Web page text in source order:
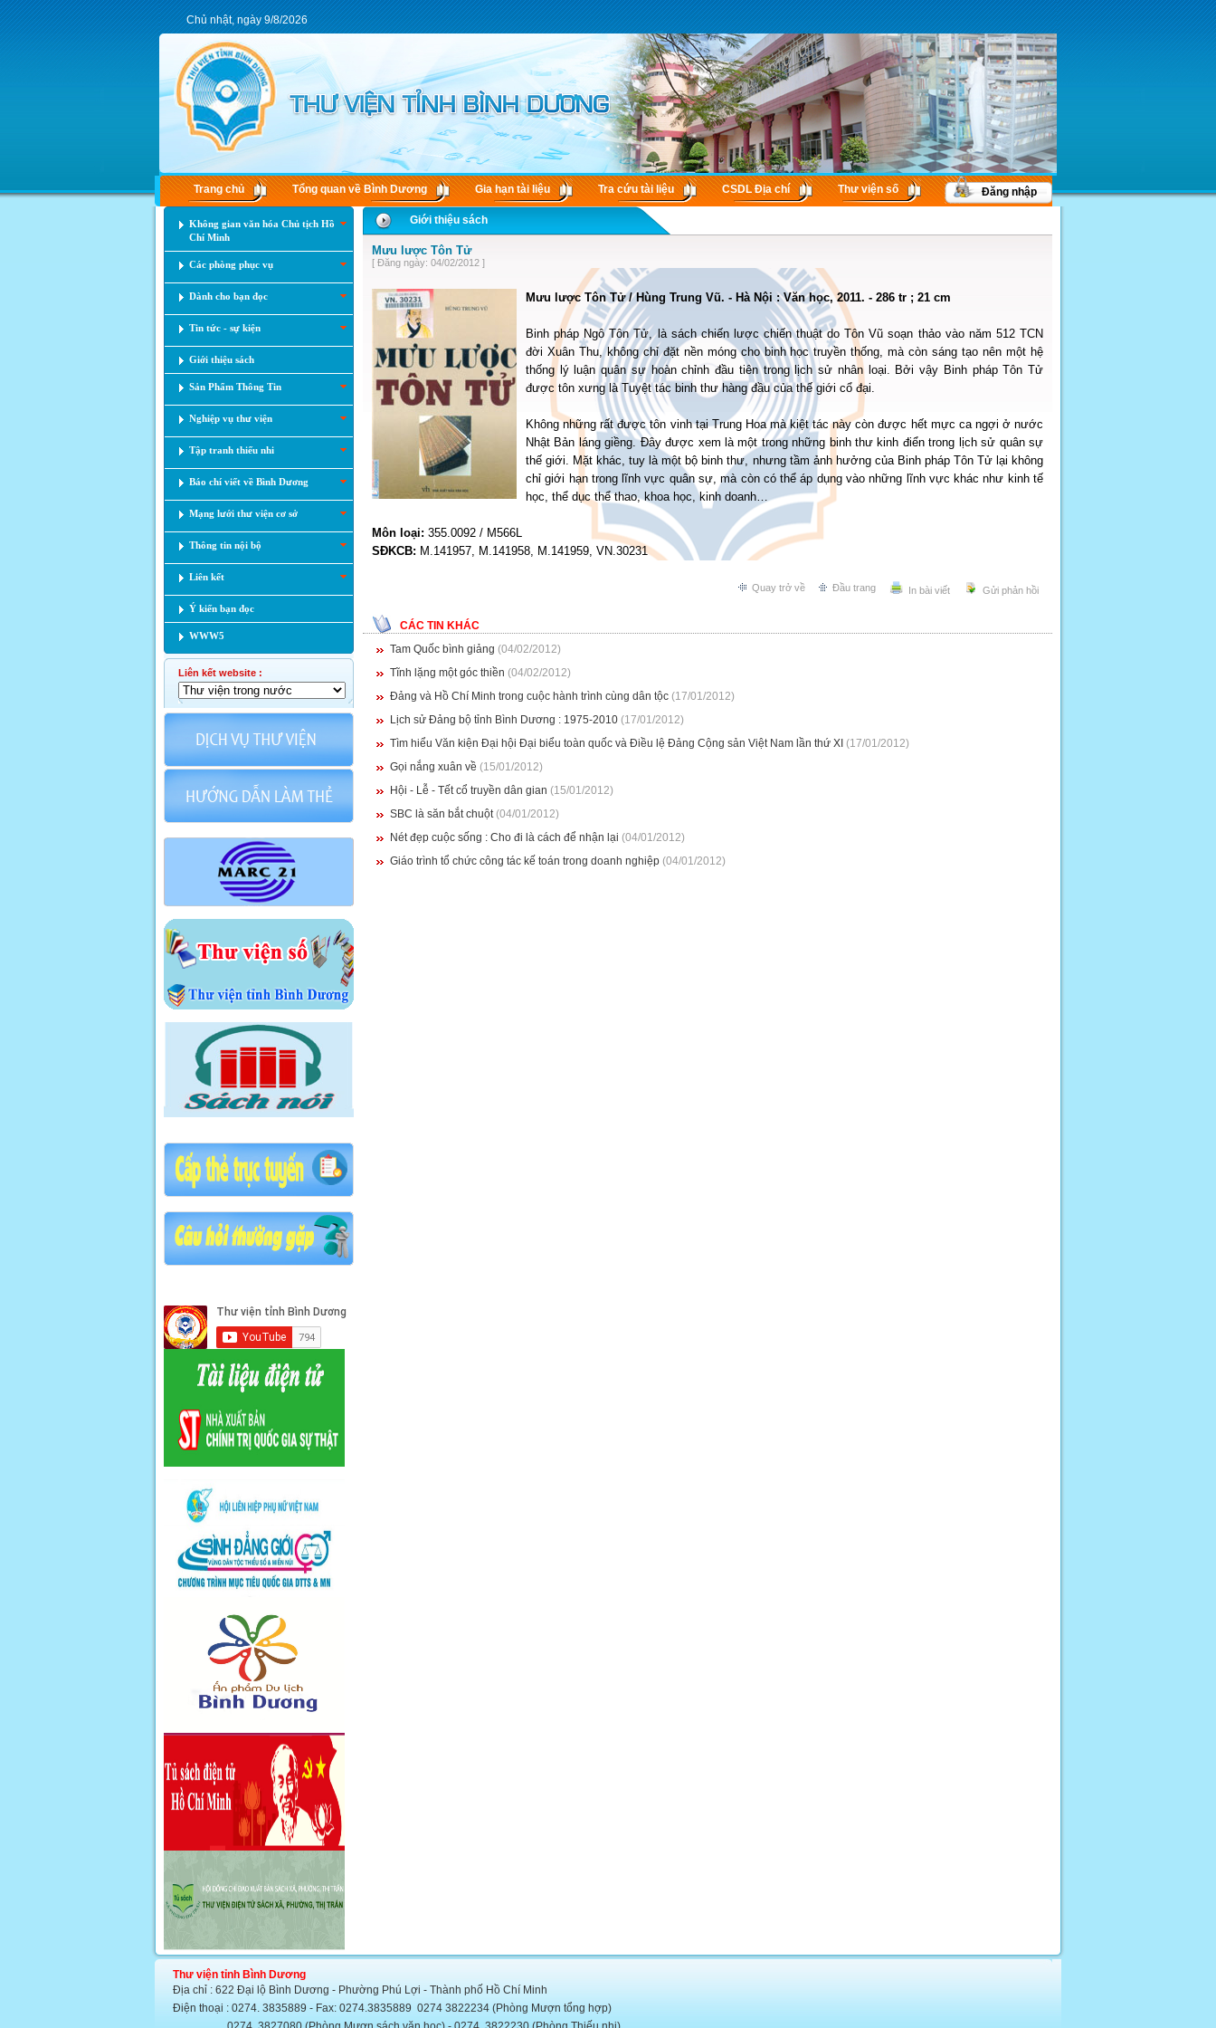
Chủ nhật, ngày 9/8/2026
Trang chủ Tổng quan về Bình Dương Gia hạn tài liệu Tra cứu tài liệu CSDL Ðịa chí Thư viện số Đăng nhập
Không gian văn hóa Chủ tịch Hồ
Chí Minh
Các phòng phục vụ
Dành cho bạn đọc
Tin tức - sự kiện
Giới thiệu sách
Sản Phẩm Thông Tin
Nghiệp vụ thư viện
Tập tranh thiếu nhi
Báo chí viết về Bình Dương
Mạng lưới thư viện cơ sở
Thông tin nội bộ
Liên kết
Ý kiến bạn đọc
WWW5
Liên kết website :
Giới thiệu sách
Mưu lược Tôn Tử
[ Đăng ngày: 04/02/2012 ]
Mưu lược Tôn Tử / Hùng Trung Vũ. - Hà Nội : Văn học, 2011. - 286 tr ; 21 cm
Binh pháp Ngô Tôn Tử, là sách chiến lược chiến thuật do Tôn Vũ soạn thảo vào năm 512 TCN
đời Xuân Thu, không chỉ đặt nền móng cho binh học truyền thống, mà còn sáng tạo nên một hệ
thống lý luận quân sự hoàn chỉnh đầu tiên trong lịch sử nhân loại. Bởi vậy Binh pháp Tôn Tử
được tôn xưng là Tuyệt tác binh thư hàng đầu của thế giới cổ đại.
Không những rất được tôn vinh tại Trung Hoa mà kiệt tác này còn được hết mực ca ngợi ở nước
Nhật Bản láng giềng. Đây được xem là một trong những binh thư kinh điển trong lịch sử quân sự
thế giới. Mặt khác, tuy là một bộ binh thư, nhưng tầm ảnh hưởng của Binh pháp Tôn Tử lại không
chỉ giới hạn trong lĩnh vực quân sự, mà còn có thể áp dụng vào những lĩnh vực khác như kinh tế
học, thể dục thể thao, khoa học, kinh doanh…
Môn loại: 355.0092 / M566L
SĐKCB: M.141957, M.141958, M.141959, VN.30231
Gửi phản hồi
In bài viết
Đầu trang
Quay trở về
CÁC TIN KHÁC
Tam Quốc bình giảng (04/02/2012)
Tĩnh lặng một góc thiền (04/02/2012)
Đảng và Hồ Chí Minh trong cuộc hành trình cùng dân tộc (17/01/2012)
Lịch sử Đảng bộ tỉnh Bình Dương : 1975-2010 (17/01/2012)
Tìm hiểu Văn kiện Đại hội Đại biểu toàn quốc và Điều lệ Đảng Cộng sản Việt Nam lần thứ XI (17/01/2012)
Gọi nắng xuân về (15/01/2012)
Hội - Lễ - Tết cổ truyền dân gian (15/01/2012)
SBC là săn bắt chuột(04/01/2012)
Nét đẹp cuộc sống : Cho đi là cách để nhận lại (04/01/2012)
Giáo trình tổ chức công tác kế toán trong doanh nghiệp (04/01/2012)
Thư viện tỉnh Bình Dương
Địa chỉ : 622 Đại lộ Bình Dương - Phường Phú Lợi - Thành phố Hồ Chí Minh
Điện thoại : 0274. 3835889 - Fax: 0274.3835889 0274 3822234 (Phòng Mượn tổng hợp)